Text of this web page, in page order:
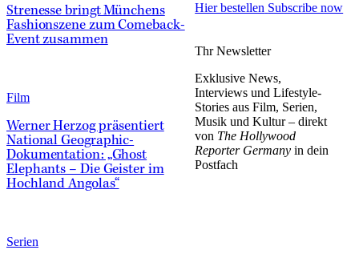
Strenesse bringt Münchens
Fashionszene zum Comeback-
Event zusammen
Film
Werner Herzog präsentiert
National Geographic-
Dokumentation: „Ghost
Elephants – Die Geister im
Hochland Angolas“
Serien
Hier bestellen Subscribe now
Thr Newsletter
Exklusive News,
Interviews und Lifestyle-
Stories aus Film, Serien,
Musik und Kultur – direkt
von The Hollywood
Reporter Germany in dein
Postfach